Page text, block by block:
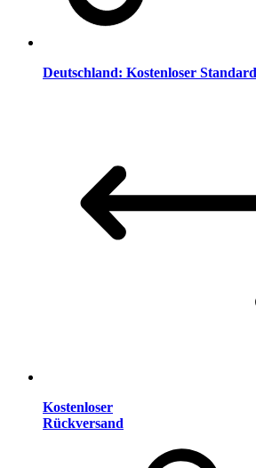
Deutschland: Kostenloser
Kostenloser
Rückversand